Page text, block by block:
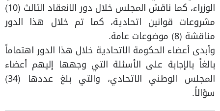
الوزراء، كما ناقش المجلس خلال دور الانعقاد الثالث (10)
مشروعات قوانين اتحادية، كما تم خلال هذا الدور
مناقشة (8) موضوعات عامة.
وأبدى أعضاء الحكومة الاتحادية خلال هذا الدور اهتماماً
بالغاً بالإجابة على الأسئلة التي وجهها إليهم أعضاء
المجلس الوطني الاتحادي، والتي بلغ عددها (34)
سؤالاً.